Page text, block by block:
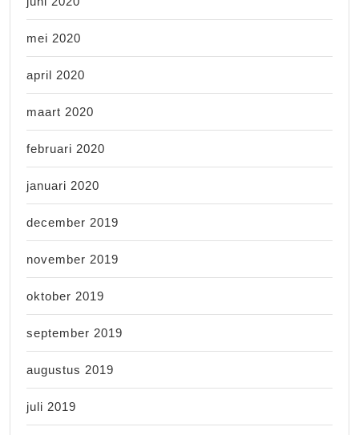
mei 2020
april 2020
maart 2020
februari 2020
januari 2020
december 2019
november 2019
oktober 2019
september 2019
augustus 2019
juli 2019